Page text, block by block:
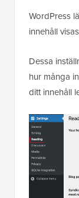
WordPress
innehåll
Dessa
hur många
ditt innehåll